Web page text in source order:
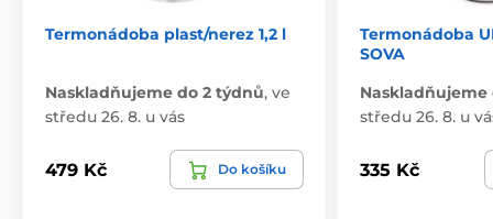
Termonádoba plast/nerez 1,2 l
Naskladňujeme do 2 týdnů, ve
středu 26. 8. u vás
479 Kč Do košíku
Termonádoba
SOVA
Naskladňujeme
středu 26. 8. u
335 Kč